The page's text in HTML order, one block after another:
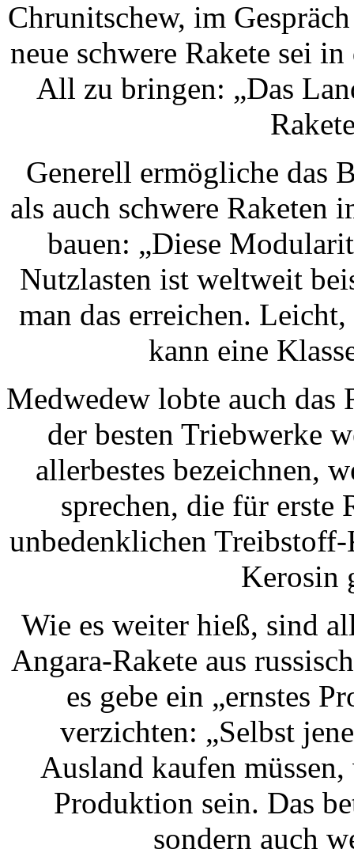
Chrunitschew, im
neue schwere Rakete sei
All zu bringen: „Das
Generell ermögliche das
als auch schwere Raketen
bauen: „Diese
Nutzlasten ist weltweit
man das erreichen.
kann eine
Medwedew lobte auch das
der besten Triebwerke
allerbestes bezeichnen,
sprechen, die für erste
unbedenklichen
Kerosin
Wie es weiter hieß, sind
Angara-Rakete aus
es gebe ein „ernstes
verzichten: „Selbst
Ausland kaufen
Produktion sein. Das
sondern auch